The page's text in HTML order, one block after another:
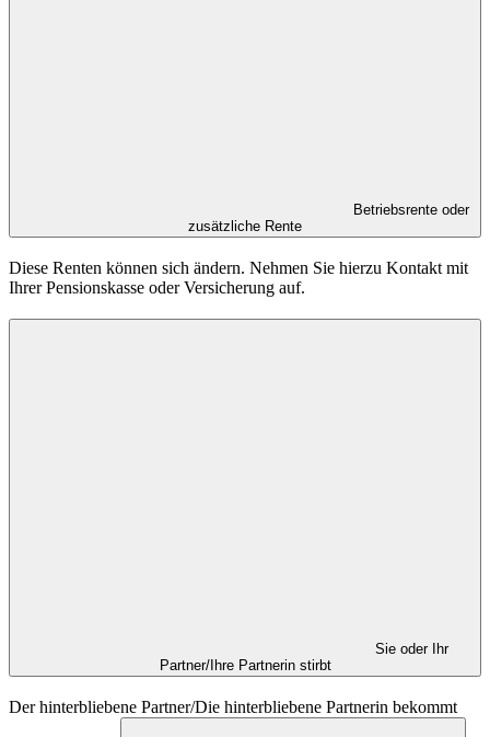
Betriebsrente oder
zusätzliche Rente
Diese Renten können sich ändern. Nehmen Sie hierzu Kontakt mit
Ihrer Pensionskasse oder Versicherung auf.
Sie oder Ihr
Partner/Ihre Partnerin stirbt
Der hinterbliebene Partner/Die hinterbliebene Partnerin bekommt